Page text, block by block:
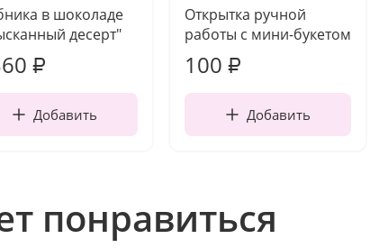
в шоколаде
десерт"
₽
Добавить
Открытка ручной
работы с мини-букетом
100 ₽
Добавить
понравиться